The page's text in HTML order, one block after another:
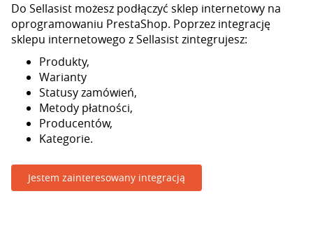
Do Sellasist możesz podłączyć sklep internetowy na
oprogramowaniu PrestaShop. Poprzez integrację
sklepu internetowego z Sellasist zintegrujesz:
Produkty,
Warianty
Statusy zamówień,
Metody płatności,
Producentów,
Kategorie.
Jestem zainteresowany integracją